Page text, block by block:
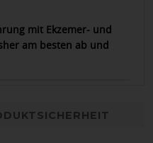
mit Ekzemer- und
am besten ab und